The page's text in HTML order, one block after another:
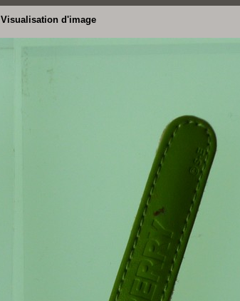
Visualisation d'image